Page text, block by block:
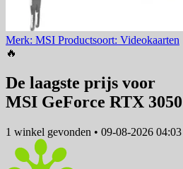
Merk: MSI Productsoort: Videokaarten
🔥
De laagste prijs voor
MSI GeForce RTX
1 winkel gevonden • 09-08-2026 04:03